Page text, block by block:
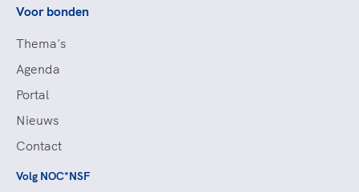
Voor bonden
Thema's
Agenda
Portal
Nieuws
Contact
Volg NOC*NSF